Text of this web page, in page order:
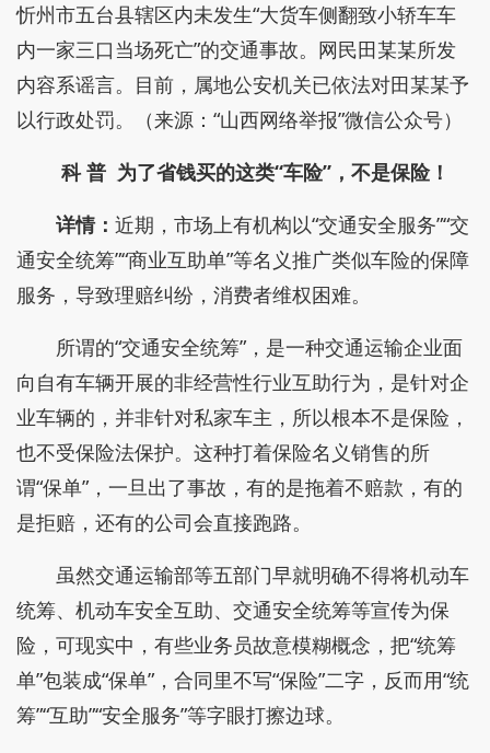
忻州市五台县辖区内未发生“大货车侧翻致小轿车车
内一家三口当场死亡”的交通事故。网民田某某所发
内容系谣言。目前，属地公安机关已依法对田某某予
以行政处罚。（来源：“山西网络举报”微信公众号）
科 普 为了省钱买的这类“车险”，不是保险！
详情： 近期，市场上有机构以“交通安全服务”“交
通安全统筹”“商业互助单”等名义推广类似车险的保障
服务，导致理赔纠纷，消费者维权困难。
所谓的“交通安全统筹”，是一种交通运输企业面
向自有车辆开展的非经营性行业互助行为，是针对企
业车辆的，并非针对私家车主，所以根本不是保险，
也不受保险法保护。这种打着保险名义销售的所
谓“保单”，一旦出了事故，有的是拖着不赔款，有的
是拒赔，还有的公司会直接跑路。
虽然交通运输部等五部门早就明确不得将机动车
统筹、机动车安全互助、交通安全统筹等宣传为保
险，可现实中，有些业务员故意模糊概念，把“统筹
单”包装成“保单”，合同里不写“保险”二字，反而用“统
筹”“互助”“安全服务”等字眼打擦边球。